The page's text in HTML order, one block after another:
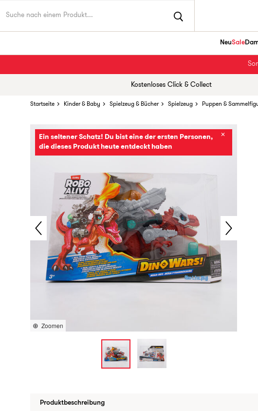
NeuSale
Kostenloses Click & Collect
Startseite Kinder & Baby Spielzeug & Bücher Spielzeug Puppen &
Ein seltener Schatz! Du bist eine der ersten Personen,
die dieses Produkt heute entdeckt haben
✕
Zoomen
Produktbeschreibung